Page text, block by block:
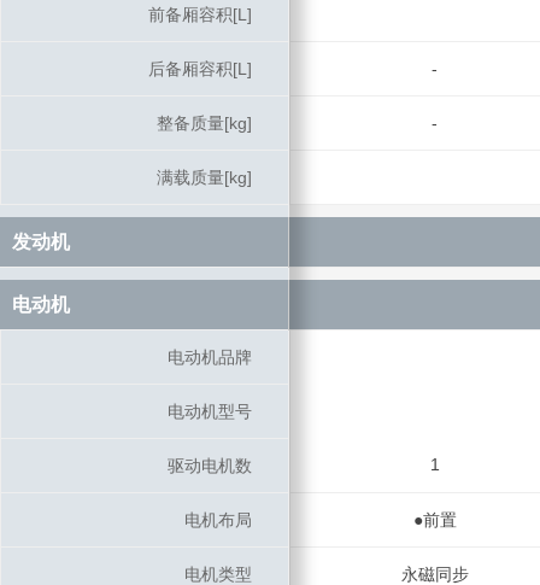
前备厢容积[L]
后备厢容积[L] -
整备质量[kg] -
满载质量[kg]
发动机
电动机
电动机品牌
电动机型号
驱动电机数 1
电机布局 ●前置
电机类型 永磁同步
前备厢容积[L]
后备厢容积[L]
整备质量[kg]
满载质量[kg]
发动机
电动机
电动机品牌
电动机型号
驱动电机数
电机布局
电机类型